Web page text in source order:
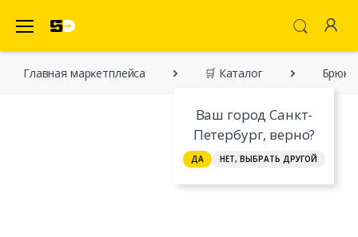
Ваш город Санкт-
Петербург, верно?
ДА НЕТ, ВЫБРАТЬ ДРУГОЙ
Главная марĸетплейса 🛒 Каталог Брюки